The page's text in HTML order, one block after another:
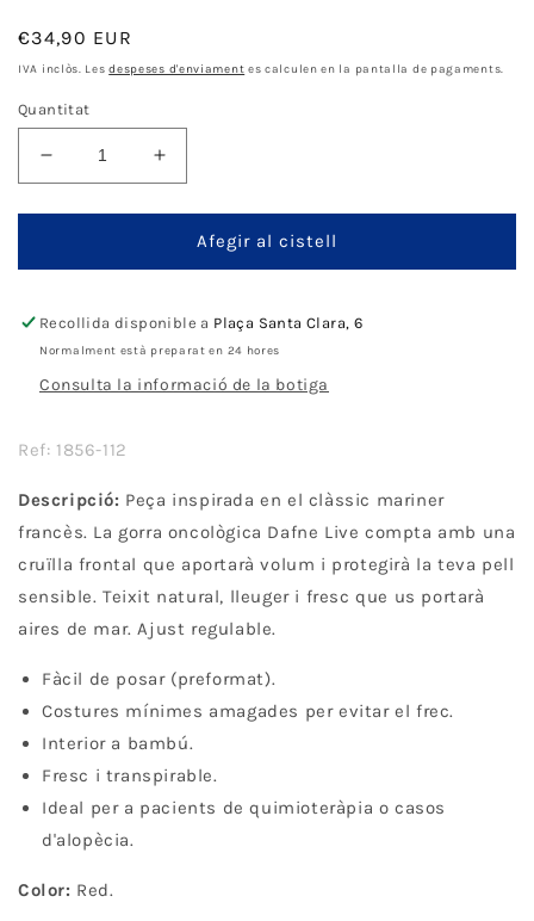
Preu
normal
€34,90 EUR
IVA inclòs. Lesdespeses d'enviament es calculen en la pantalla de pagaments.
Quantitat
Disminueix
quantitat
per
Headwear
Live
-
Augmenta
quantitat
per
Félice
Headwear
Live
Red
Afegir al cistell
Recollida disponible a Plaça Santa Clara, 6
Normalment està preparat en 24 hores
Consulta la informació de la botiga
Ref: 1856-112
Descripció: Peça inspirada en el clàssic mariner
francès. La gorra oncològica Dafne Live compta amb una
cruïlla frontal que aportarà volum i protegirà la teva pell
sensible. Teixit natural, lleuger i fresc que us portarà
aires de mar. Ajust regulable.
Fàcil de posar (preformat).
Costures mínimes amagades per evitar el frec.
Interior a bambú.
Fresc i transpirable.
Ideal per a pacients de quimioteràpia o casos
d'alopècia.
Color: Red.